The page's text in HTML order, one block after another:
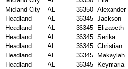
Midland City
AL 36350 Alexander
Headland
AL 36345 Jackson
Headland
AL 36345 Elizabeth
Headland
AL 36345 Serika
Headland
AL 36345 Christian
Headland
AL 36345 Makaylah
Headland
AL 36345 Keymaria